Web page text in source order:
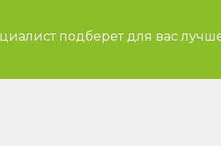
подберет для вас